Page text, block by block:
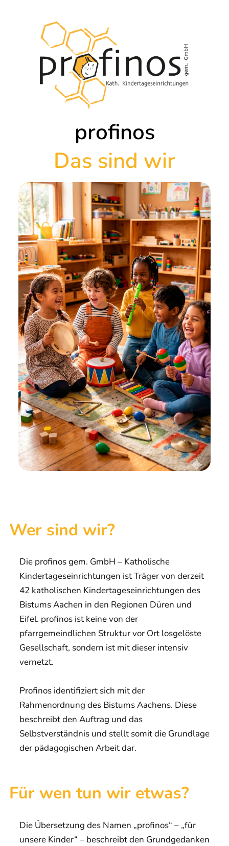
profinos
Das sind wir
Wer sind wir?
Die profinos gem. GmbH – Katholische
Kindertageseinrichtungen ist Träger von derzeit
42 katholischen Kindertageseinrichtungen des
Bistums Aachen in den Regionen Düren und
Eifel. profinos ist keine von der
pfarrgemeindlichen Struktur vor Ort losgelöste
Gesellschaft, sondern ist mit dieser intensiv
vernetzt.
Profinos identifiziert sich mit der
Rahmenordnung des Bistums Aachens. Diese
beschreibt den Auftrag und das
Selbstverständnis und stellt somit die Grundlage
der pädagogischen Arbeit dar.
Für wen tun wir etwas?
Die Übersetzung des Namen „profinos“ – „für
unsere Kinder“ – beschreibt den Grundgedanken